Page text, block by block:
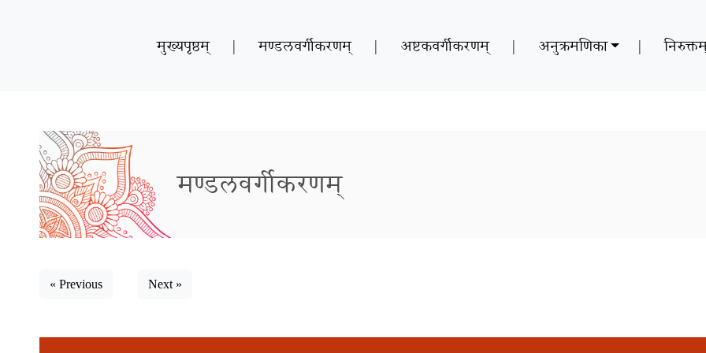
मुख्यपृष्ठम् | मण्डलवर्गीकरणम् | अष्टकवर्गीकरणम् | अनुक्रमणिका |
मण्डलवर्गीकरणम्
« Previous Next »